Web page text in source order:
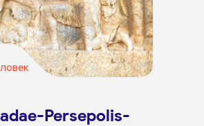
Persepolis-